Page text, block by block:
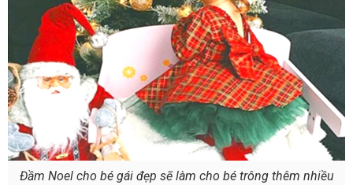
Đầm Noel cho bé gái đẹp sẽ làm cho bé trông thêm nhiều